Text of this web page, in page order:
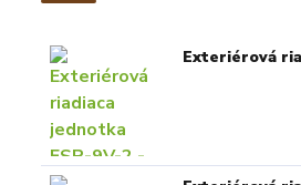
Exteriérová